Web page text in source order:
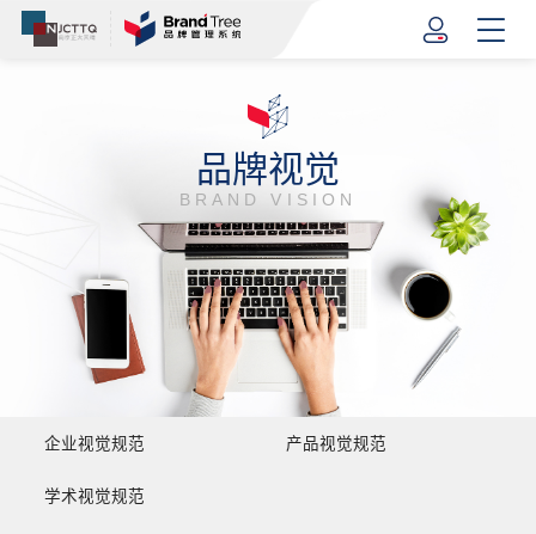
品牌视觉
BRAND VISION
企业视觉规范 产品视觉规范
学术视觉规范